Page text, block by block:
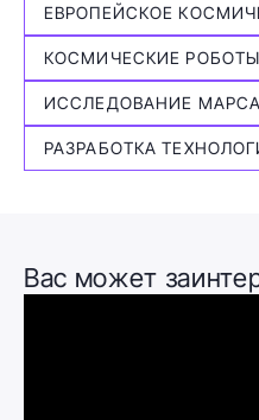
ЕВРОПЕЙСКОЕ
КОСМИЧЕСКИЕ РОБОТЫ
ИССЛЕДОВАНИЕ МАРСА
РАЗРАБОТКА
Вас может